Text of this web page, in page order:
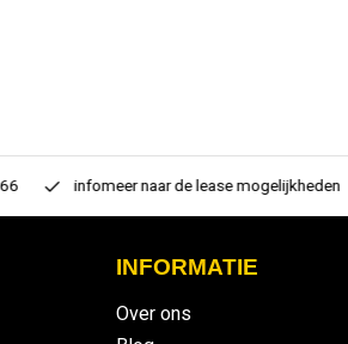
infomeer naar de lease mogelijkheden
INFORMATIE
Over ons